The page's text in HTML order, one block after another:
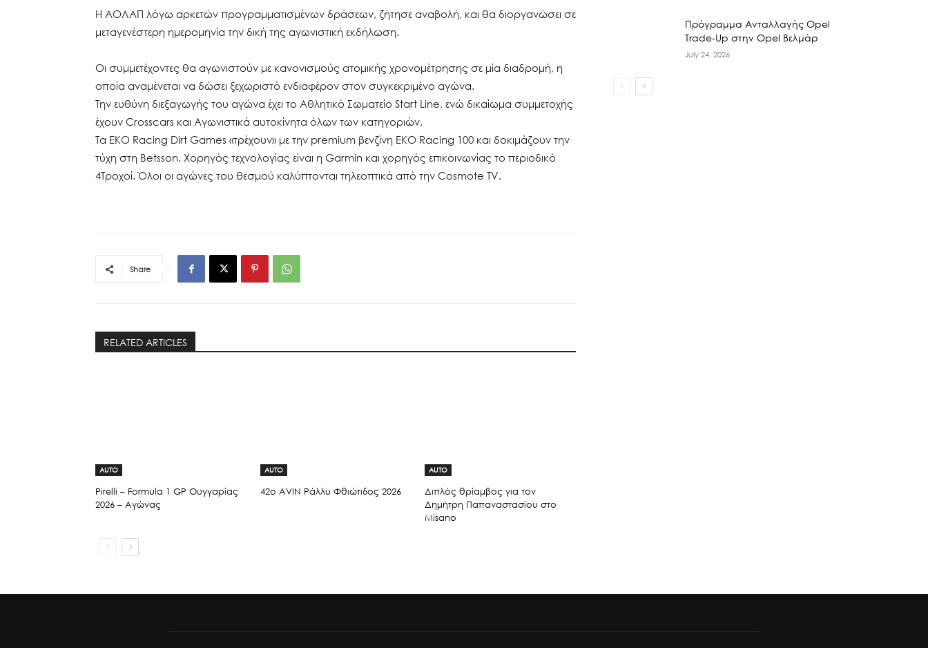
Η ΑΟΛΑΠ λόγω αρκετών προγραμματισμένων δράσεων, ζήτησε αναβολή, και θα διοργανώσει σε
μεταγενέστερη ημερομηνία την δική της αγωνιστική εκδήλωση.
Οι συμμετέχοντες θα αγωνιστούν με κανονισμούς ατομικής χρονομέτρησης σε μία διαδρομή, η
οποία αναμένεται να δώσει ξεχωριστό ενδιαφέρον στον συγκεκριμένο αγώνα.
Την ευθύνη διεξαγωγής του αγώνα έχει το Αθλητικό Σωματείο Start Line, ενώ δικαίωμα συμμετοχής
έχουν Crosscars και Αγωνιστικά αυτοκίνητα όλων των κατηγοριών.
Τα ΕΚΟ Racing Dirt Games «τρέχουν» με την premium βενζίνη EKO Racing 100 και δοκιμάζουν την
τύχη στη Betsson. Χορηγός τεχνολογίας είναι η Garmin και χορηγός επικοινωνίας το περιοδικό
4Τροχοί. Όλοι οι αγώνες του θεσμού καλύπτονται τηλεοπτικά από την Cosmote TV.
Share
RELATED ARTICLES
AUTO
Pirelli – Formula 1 GP Ουγγαρίας
2026 – Αγώνας
AUTO
42ο AVIN Ράλλυ Φθιώτιδος 2026
AUTO
Διπλός θρίαμβος για τον
Δημήτρη Παπαναστασίου στο
Misano
Πρόγραμμα Ανταλλαγής Opel
Trade-Up στην Opel Βελμάρ
July 24, 2026